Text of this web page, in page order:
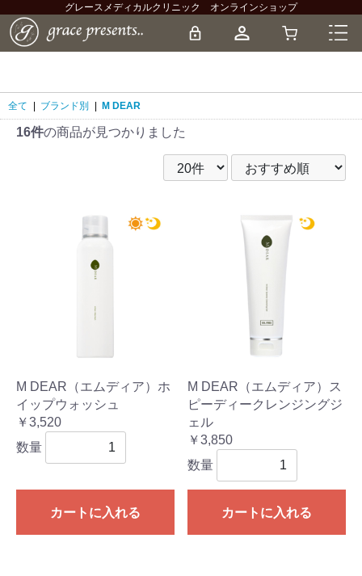
グレースメディカルクリニック オンラインショップ
全て ブランド別 M DEAR
16件の商品が見つかりました
M DEAR（エムディア）ホ
イップウォッシュ
￥3,520
数量
カートに入れる
M DEAR（エムディア）ス
ピーディークレンジングジ
ェル
￥3,850
数量
カートに入れる